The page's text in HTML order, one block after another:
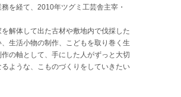
を経て、2010年ツグミ工芸舎主宰・
を解体して出た古材や敷地内で伐採した
生活小物の制作、こどもを取り巻く生
の軸として、手にした人がずっと大切
るような、こものづくりをしていきたい